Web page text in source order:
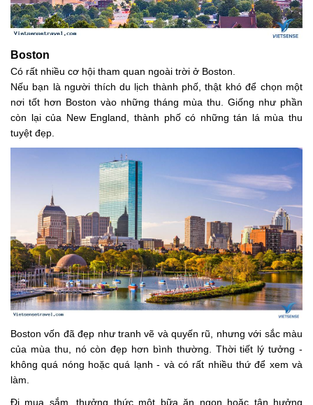
Boston
Có rất nhiều cơ hội tham quan ngoài trời ở Boston.
Nếu bạn là người thích du lịch thành phố, thật khó để chọn một
nơi tốt hơn Boston vào những tháng mùa thu. Giống như phần
còn lại của New England, thành phố có những tán lá mùa thu
tuyệt đẹp.
Boston vốn đã đẹp như tranh vẽ và quyến rũ, nhưng với sắc màu
của mùa thu, nó còn đẹp hơn bình thường. Thời tiết lý tưởng -
không quá nóng hoặc quá lạnh - và có rất nhiều thứ để xem và
làm.
Đi mua sắm, thưởng thức một bữa ăn ngon hoặc tận hưởng